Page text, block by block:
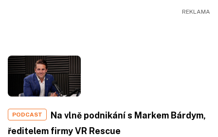
PODCAST
Na vlně podnikání s Markem Bárdym,
ředitelem firmy VR Rescue